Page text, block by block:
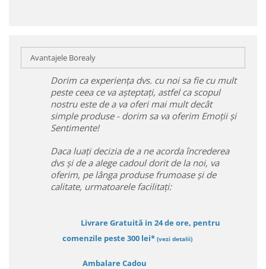
Avantajele Borealy
Dorim ca experiența dvs. cu noi sa fie cu mult
peste ceea ce va așteptați, astfel ca scopul
nostru este de a va oferi mai mult decât
simple produse - dorim sa va oferim Emoții și
Sentimente!
Daca luați decizia de a ne acorda încrederea
dvs și de a alege cadoul dorit de la noi, va
oferim, pe lânga produse frumoase și de
calitate, urmatoarele facilitați:
Livrare Gratuită in 24 de ore, pentru
comenzile peste 300 lei* (vezi detalii)
Ambalare Cadou